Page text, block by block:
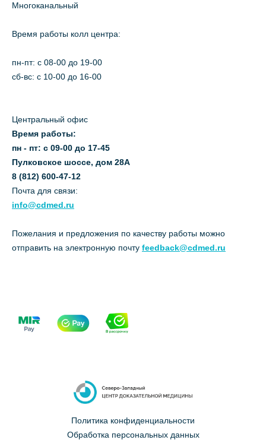
Многоканальный
Время работы колл центра:
пн-пт: c 08-00 до 19-00
сб-вс: с 10-00 до 16-00
Центральный офис
Время работы:
пн - пт: с 09-00 до 17-45
Пулковское шоссе, дом 28А
8 (812) 600-47-12
Почта для связи:
info@cdmed.ru
Пожелания и предложения по качеству работы можно
отправить на электронную почту feedback@cdmed.ru
Политика конфиденциальности
Обработка персональных данных